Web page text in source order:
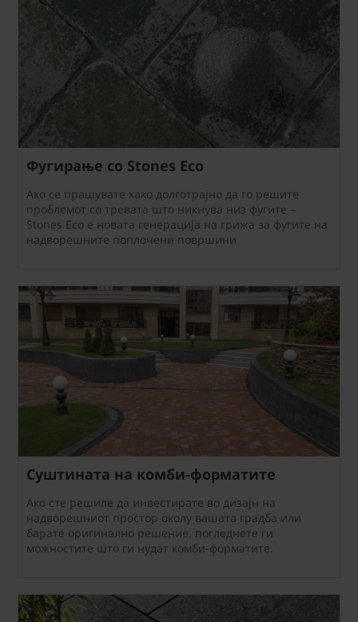
Фугирање со Stones Eco
Ако се прашувате како долготрајно да го решите
проблемот со тревата што никнува низ фугите –
Stones Eco е новата генерација на грижа за фугите на
надворешните поплочени површини
Суштината на комби-форматите
Ако сте решиле да инвестирате во дизајн на
надворешниот простор околу вашата градба или
барате оригинално решение, погледнете ги
можностите што ги нудат комби-форматите.